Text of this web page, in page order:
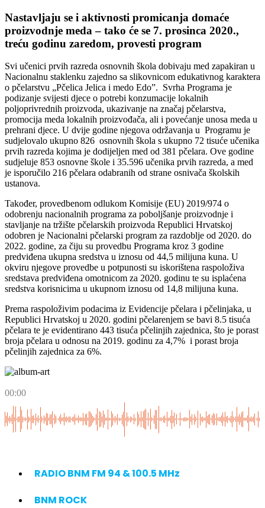
Nastavljaju se i aktivnosti promicanja domaće
proizvodnje meda – tako će se 7. prosinca 2020.,
treću godinu zaredom, provesti program
Svi učenici prvih razreda osnovnih škola dobivaju med zapakiran u
Nacionalnu staklenku zajedno sa slikovnicom edukativnog karaktera
o pčelarstvu „Pčelica Jelica i medo Edo”. Svrha Programa je
podizanje svijesti djece o potrebi konzumacije lokalnih
poljoprivrednih proizvoda, ukazivanje na značaj pčelarstva,
promocija meda lokalnih proizvođača, ali i povećanje unosa meda u
prehrani djece. U dvije godine njegova održavanja u Programu je
sudjelovalo ukupno 826 osnovnih škola s ukupno 72 tisuće učenika
prvih razreda kojima je dodijeljen med od 381 pčelara. Ove godine
sudjeluje 853 osnovne škole i 35.596 učenika prvih razreda, a med
je isporučilo 216 pčelara odabranih od strane osnivača školskih
ustanova.
Također, provedbenom odlukom Komisije (EU) 2019/974 o
odobrenju nacionalnih programa za poboljšanje proizvodnje i
stavljanje na tržište pčelarskih proizvoda Republici Hrvatskoj
odobren je Nacionalni pčelarski program za razdoblje od 2020. do
2022. godine, za čiju su provedbu Programa kroz 3 godine
predviđena ukupna sredstva u iznosu od 44,5 milijuna kuna. U
okviru njegove provedbe u potpunosti su iskorištena raspoloživa
sredstava predviđena omotnicom za 2020. godinu te su isplaćena
sredstva korisnicima u ukupnom iznosu od 14,8 milijuna kuna.
Prema raspoloživim podacima iz Evidencije pčelara i pčelinjaka, u
Republici Hrvatskoj u 2020. godini pčelarenjem se bavi 8.5 tisuća
pčelara te je evidentirano 443 tisuća pčelinjih zajednica, što je porast
broja pčelara u odnosu na 2019. godinu za 4,7% i porast broja
pčelinjih zajednica za 6%.
00:00
RADIO BNM FM 94 & 100.5 MHz
BNM ROCK